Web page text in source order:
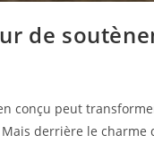
de
conçu peut
derrière le